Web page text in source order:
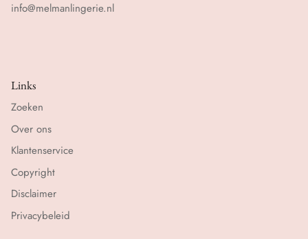
info@melmanlingerie.nl
Links
Zoeken
Over ons
Klantenservice
Copyright
Disclaimer
Privacybeleid